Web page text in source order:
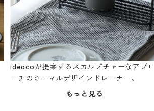
ideacoが提案するスカルプチャーなアプロ
ーチのミニマルデザインドレーナー。
もっと見る